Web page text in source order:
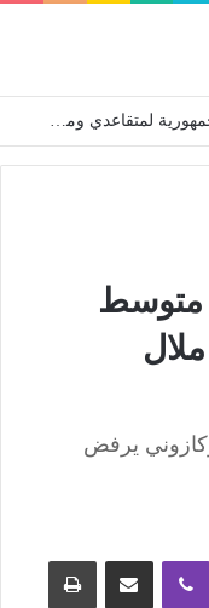
إشادة قوية بالعناية التي يوليها رئيس الجمهورية لمتقاعدي ومعطوبي وكبار جرحى الجيش الوطني الشعبي
متوسط
يرفض
واتساب ڤايبر مشاركة عبر البريد